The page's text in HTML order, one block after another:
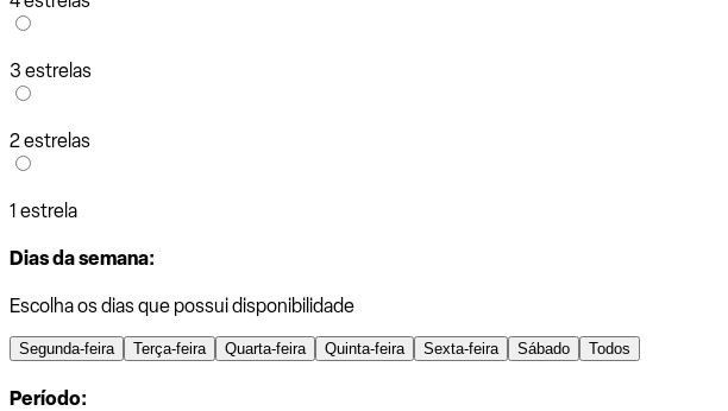
3 estrelas
2 estrelas
1 estrela
Dias da semana:
Escolha os dias que possui disponibilidade
Segunda-feira Terça-feira Quarta-feira Quinta-feira Sexta-feira Sábado Todos
Período: